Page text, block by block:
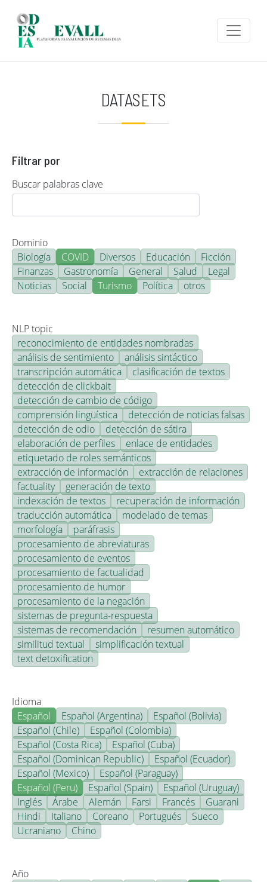
DATASETS
Filtrar por
Buscar palabras clave
Dominio
Biología
COVID Diversos Educación
Ficción
Finanzas
Gastronomía General Salud
Legal
Noticias
Social Turismo Política otros
NLP topic
reconocimiento de entidades nombradas
análisis de sentimiento
análisis sintáctico
transcripción automática
clasificación de textos
detección de clickbait
detección de cambio de código
comprensión lingüística
detección de noticias falsas
detección de odio
detección de sátira
elaboración de perfiles
enlace de entidades
etiquetado de roles semánticos
extracción de información
extracción de relaciones
factuality
generación de texto
indexación de textos
recuperación de información
traducción automática
modelado de temas
morfología
paráfrasis
procesamiento de abreviaturas
procesamiento de eventos
procesamiento de factualidad
procesamiento de humor
procesamiento de la negación
sistemas de pregunta-respuesta
sistemas de recomendación
resumen automático
similitud textual
simplificación textual
text detoxification
Idioma
Español
Español (Argentina)
Español (Bolivia)
Español (Chile)
Español (Colombia)
Español (Costa Rica)
Español (Cuba)
Español (Dominican Republic)
Español (Ecuador)
Español (Mexico)
Español (Paraguay)
Español (Peru)
Español (Spain)
Español (Uruguay)
Inglés
Árabe Alemán Farsi Francés
Guarani
Hindi
Italiano Coreano Portugués
Sueco
Ucraniano
Chino
Año